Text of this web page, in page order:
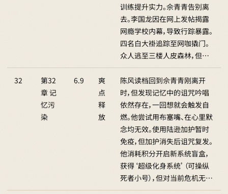
训练提升实力。佘青青告别离
去。李国龙因在网上发帖揭露
网瘾学校内幕，导致行踪暴露。
四名白大褂追踪至网咖撬门。
众人逃至三楼人皮森林，但…
32
第32
章 记
忆污
染
6.9
爽
点
释
放
陈风读档回到佘青青刚离开
时，但发现记忆中的诅咒吟唱
依然存在，一回想就会触发自
燃。他尝试用布塞嘴、在心里默
念均无效。使用陆逊加护暂时
免疫，但加护消失后诅咒复发。
他消耗积分开启新系统盲盒，
获得‘超级化身系统’（可操纵
死者小号），但对当前危机无…